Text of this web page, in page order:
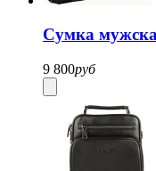
Сумка
9 800руб